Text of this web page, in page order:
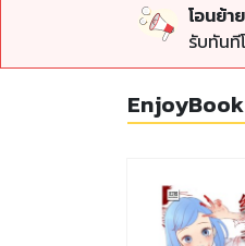
โอนย้า
รับทันที
EnjoyBook